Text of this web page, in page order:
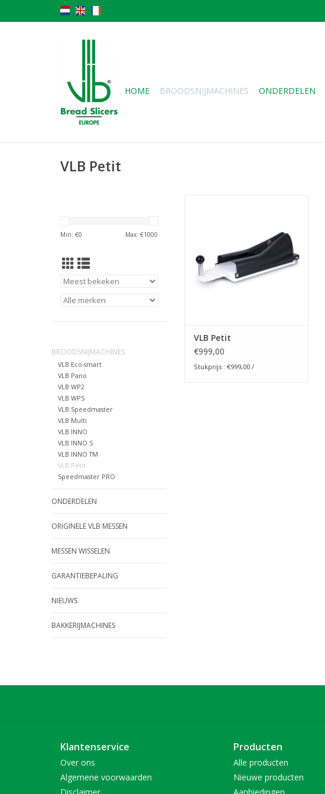
HOME BROODSNIJMACHINES ONDERDELEN
VLB Petit
Min: €0 Max: €1000
BROODSNIJMACHINES
VLB Eco-smart
VLB Pano
VLB WP2
VLB WPS
VLB Speedmaster
VLB Multi
VLB INNO
VLB INNO S
VLB INNO TM
VLB Petit
Speedmaster PRO
ONDERDELEN
ORIGINELE VLB MESSEN
MESSEN WISSELEN
GARANTIEBEPALING
NIEUWS
BAKKERIJMACHINES
VLB Petit
€999,00
Stukprijs : €999,00 /
Klantenservice
Over ons
Algemene voorwaarden
Producten
Alle producten
Nieuwe producten